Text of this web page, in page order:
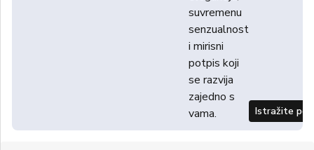
suvremenu
senzualnost
i mirisni
potpis koji
se razvija
zajedno s
vama.
Istražite